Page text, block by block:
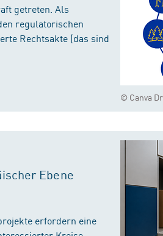
© Canva
getreten. Als
regulatorischen
Rechtsakte (das sind
Ebene
erfordern eine